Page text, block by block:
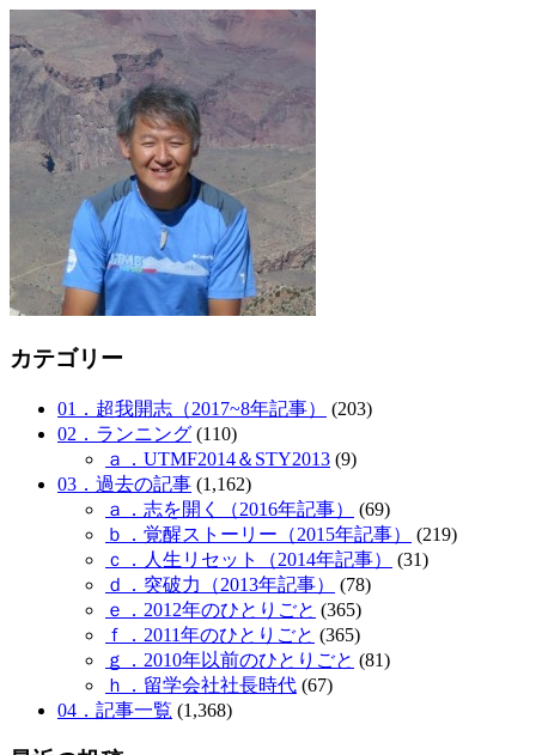
カテゴリー
01．超我開志（2017~8年記事）
(203)
02．ランニング (110)
ａ．UTMF2014＆STY2013 (9)
03．過去の記事 (1,162)
ａ．志を開く（2016年記事）
(69)
ｂ．覚醒ストーリー（2015年記事）
(219)
ｃ．人生リセット（2014年記事）
(31)
ｄ．突破力（2013年記事）
(78)
ｅ．2012年のひとりごと (365)
ｆ．2011年のひとりごと (365)
ｇ．2010年以前のひとりごと (81)
ｈ．留学会社社長時代 (67)
04．記事一覧 (1,368)